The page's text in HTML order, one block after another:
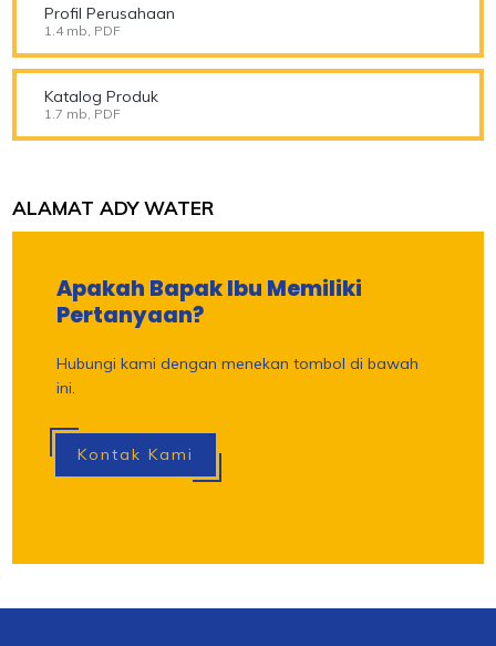
Profil Perusahaan
1.4 mb, PDF
Katalog Produk
1.7 mb, PDF
ALAMAT ADY WATER
Apakah Bapak Ibu Memiliki
Pertanyaan?
Hubungi kami dengan menekan tombol di bawah
ini.
Kontak Kami